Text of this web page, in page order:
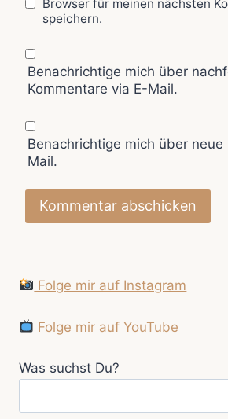
Browser für meinen nächsten
speichern.
Benachrichtige mich über
Kommentare via E-Mail.
Benachrichtige mich über neue
Mail.
Folge mir auf Instagram
Folge mir auf YouTube
Was suchst Du?